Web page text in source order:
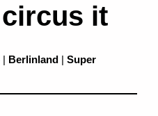
it
| Berlinland | Super